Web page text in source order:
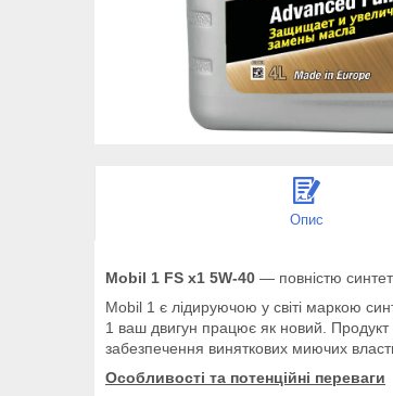
Опис
Mobil 1 FS x1 5W-40 — повністю
Mobil 1 є лідируючою у світі маркою
1 ваш двигун працює як новий.
забезпечення виняткових миючих
Особливості та потенційні переваги